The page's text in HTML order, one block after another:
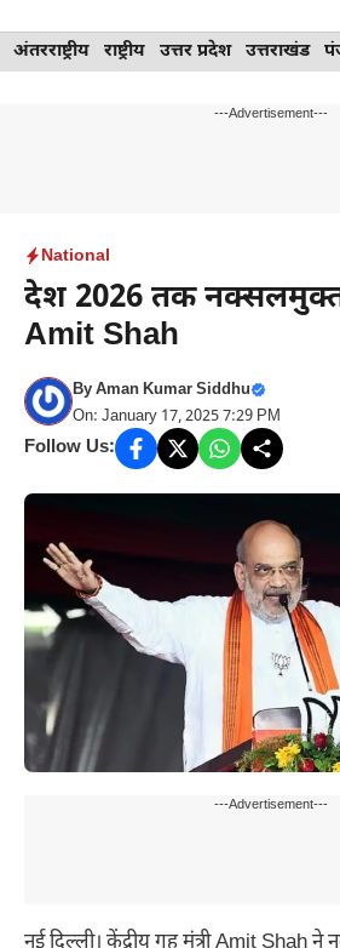
Skip
to
अंतरराष्ट्रीय राष्ट्रीय उत्तर प्रदेश उत्तराखंड
---Advertisement---
National
देश 2026 तक नक्सलमुक्त
Amit Shah
ByAman Kumar Siddhu
On: January 17, 2025 7:29 PM
Follow Us:
---Advertisement---